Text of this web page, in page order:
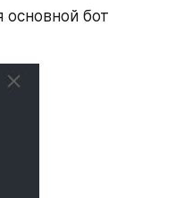
бот